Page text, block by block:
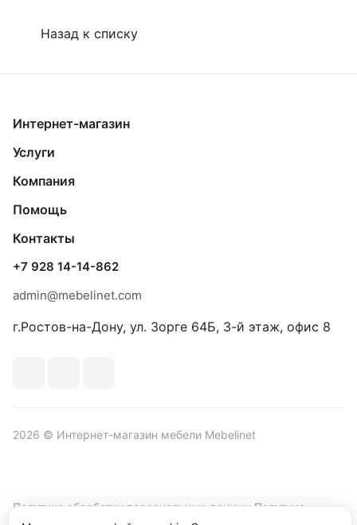
Назад к списку
Интернет-магазин
Услуги
Компания
Помощь
Контакты
+7 928 14-14-862
admin@mebelinet.com
г.Ростов-на-Дону, ул. Зорге 64Б, 3-й этаж, офис 8
2026 © Интернет-магазин мебели Mebelinet
Политика обработки персональных данных Политика